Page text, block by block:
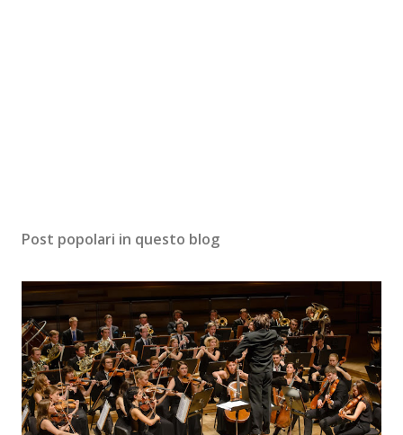
Post popolari in questo blog